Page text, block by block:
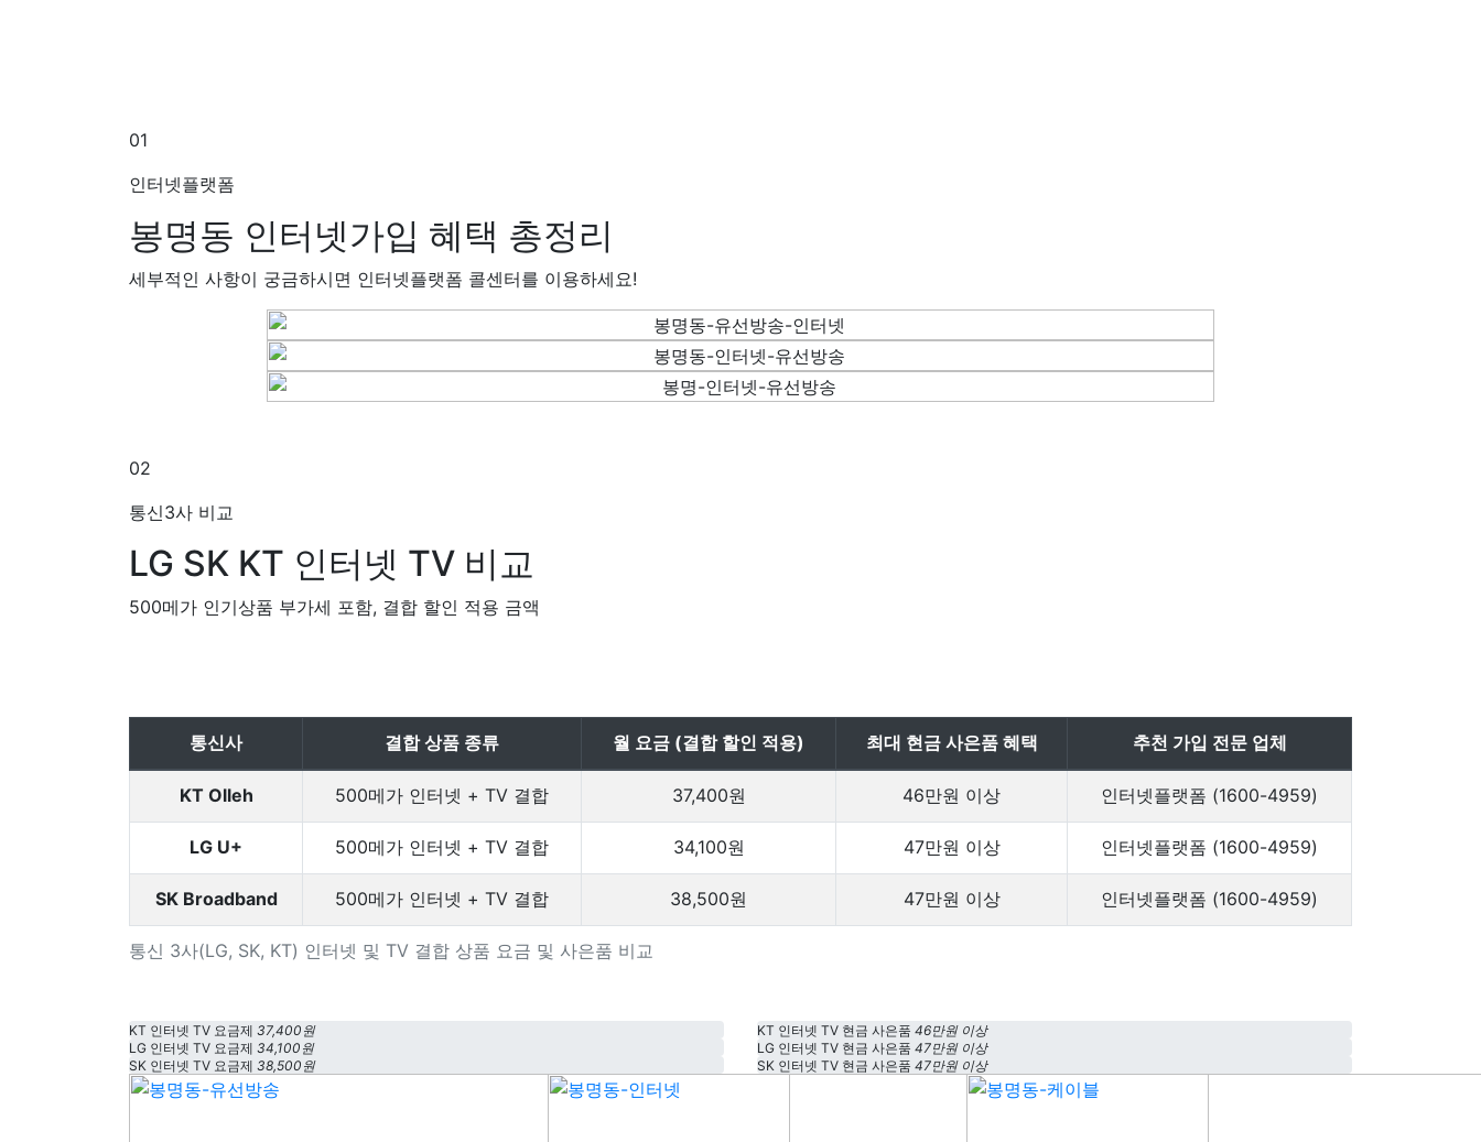
01
인터넷플랫폼
봉명동 인터넷가입 혜택 총정리
세부적인 사항이 궁금하시면 인터넷플랫폼 콜센터를 이용하세요!
02
통신3사 비교
LG SK KT 인터넷 TV 비교
500메가 인기상품 부가세 포함, 결합 할인 적용 금액
통신 3사(LG, SK, KT) 인터넷 및 TV 결합 상품 요금 및 사은품 비교
통신사 결합 상품 종류 월 요금 (결합 할인 적용) 최대 현금 사은품 혜택 추천 가입 전문 업체
KT Olleh 500메가 인터넷 + TV 결합 37,400원 46만원 이상 인터넷플랫폼 (1600-4959)
LG U+ 500메가 인터넷 + TV 결합 34,100원 47만원 이상 인터넷플랫폼 (1600-4959)
SK Broadband 500메가 인터넷 + TV 결합 38,500원 47만원 이상 인터넷플랫폼 (1600-4959)
KT 인터넷 TV 요금제 37,400원
LG 인터넷 TV 요금제 34,100원
SK 인터넷 TV 요금제 38,500원
KT 인터넷 TV 현금 사은품 46만원 이상
LG 인터넷 TV 현금 사은품 47만원 이상
SK 인터넷 TV 현금 사은품 47만원 이상